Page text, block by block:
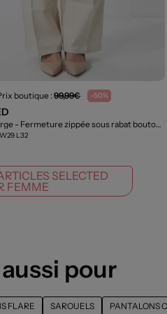
boutique :99,99€ -50%
Pantalon large - Fermeture zippée sous rabat boutonné beige
L32
SELECTED
FEMME
pour
FLARE SAROUELS
PANTALONS